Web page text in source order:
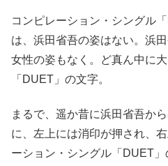
コンピレーション・シングル
は、浜田省吾の姿はない。浜
女性の姿もなく。ど真ん中に
「DUET」の文字。
まるで、遥か昔に浜田省吾か
に、左上には消印が押され、
ーション・シングル「DUET